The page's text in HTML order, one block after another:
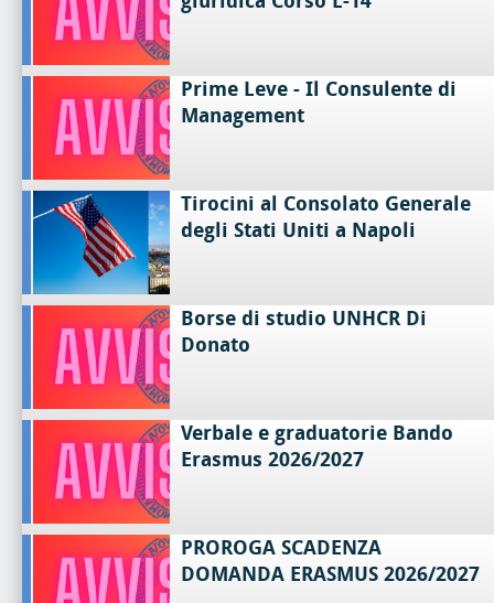
Prime Leve - Il Consulente di
Management
Tirocini al Consolato Generale
degli Stati Uniti a Napoli
Borse di studio UNHCR Di
Donato
Verbale e graduatorie Bando
Erasmus 2026/2027
PROROGA SCADENZA
DOMANDA ERASMUS 2026/2027